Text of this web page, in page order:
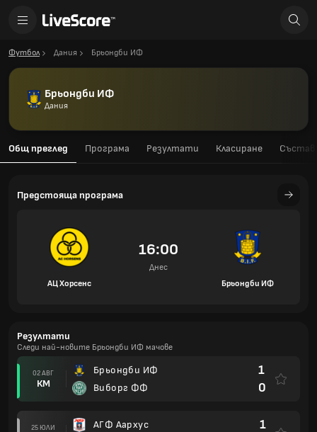
Футбол Дания Брьондби ИФ
Брьондби ИФ
Дания
Общ преглед Програма Резултати Класиране Състав
Предстояща програма
АЦ Хорсенс
16:00
Днес
Брьондби ИФ
Резултати
Следи най-новите Брьондби ИФ мачове
02 АВГ
КМ
Брьондби ИФ
Виборг ФФ
1
0
25 ЮЛИ
АГФ Аархус
1